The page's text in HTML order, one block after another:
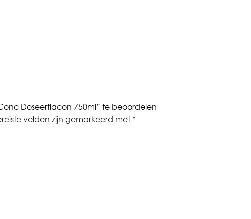
Doseerflacon 750ml” te beoordelen
velden zijn gemarkeerd met *